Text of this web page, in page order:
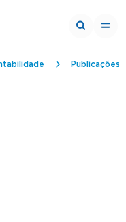
Publicações